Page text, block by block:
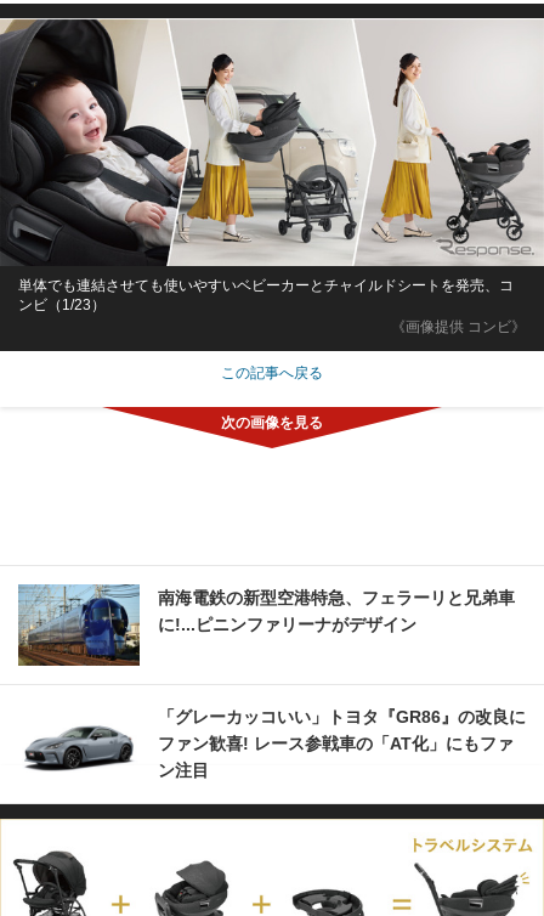
《画像提供 コンビ》
単体でも連結させても使いやすいベビーカーとチャイルドシートを発売、コ
ンビ（1/23）
この記事へ戻る
南海電鉄の新型空港特急、フェラーリと兄弟車
に!...ピニンファリーナがデザイン
「グレーカッコいい」トヨタ『GR86』の改良に
ファン歓喜! レース参戦車の「AT化」にもファ
ン注目